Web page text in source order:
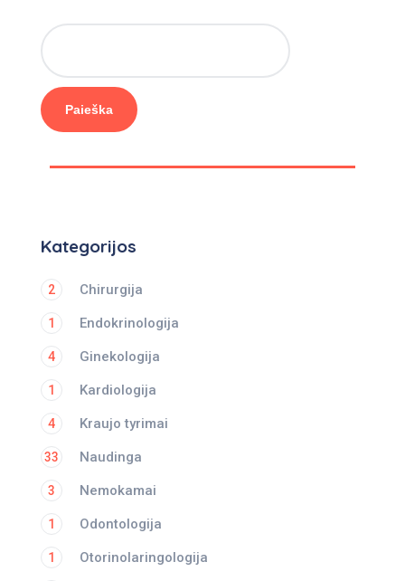
Paieška
Kategorijos
Chirurgija
2
Endokrinologija
1
Ginekologija
4
Kardiologija
1
Kraujo tyrimai
4
Naudinga
33
Nemokamai
3
Odontologija
1
Otorinolaringologija
1